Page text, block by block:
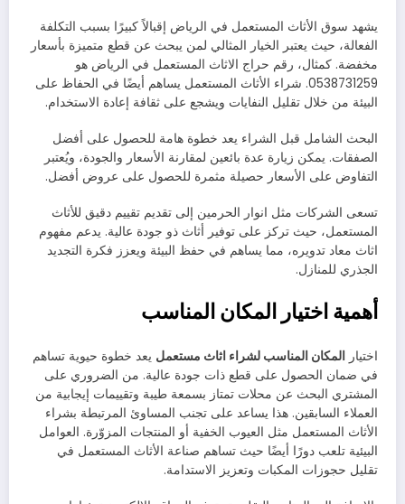
يشهد سوق الأثاث المستعمل في الرياض إقبالاً كبيرًا بسبب التكلفة
الفعالة، حيث يعتبر الخيار المثالي لمن يبحث عن قطع متميزة بأسعار
مخفضة. كمثال، رقم حراج الاثاث المستعمل في الرياض هو
0538731259. شراء الأثاث المستعمل يساهم أيضًا في الحفاظ على
البيئة من خلال تقليل النفايات ويشجع على ثقافة إعادة الاستخدام.
البحث الشامل قبل الشراء يعد خطوة هامة للحصول على أفضل
الصفقات. يمكن زيارة عدة بائعين لمقارنة الأسعار والجودة، ويُعتبر
التفاوض على الأسعار حصيلة مثمرة للحصول على عروض أفضل.
تسعى الشركات مثل انوار الحرمين إلى تقديم تقييم دقيق للأثاث
المستعمل، حيث تركز على توفير أثاث ذو جودة عالية. يدعم مفهوم
اثاث معاد تدويره، مما يساهم في حفظ البيئة ويعزز فكرة التجديد
الجذري للمنازل.
أهمية اختيار المكان المناسب
اختيار المكان المناسب لشراء اثاث مستعمل يعد خطوة حيوية تساهم
في ضمان الحصول على قطع ذات جودة عالية. من الضروري على
المشتري البحث عن محلات تمتاز بسمعة طيبة وتقييمات إيجابية من
العملاء السابقين. هذا يساعد على تجنب المساوئ المرتبطة بشراء
الأثاث المستعمل مثل العيوب الخفية أو المنتجات المزوّرة. العوامل
البيئية تلعب دورًا أيضًا حيث تساهم صناعة الأثاث المستعمل في
تقليل حجوزات المكبات وتعزيز الاستدامة.